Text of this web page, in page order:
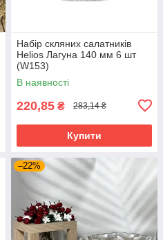
Набір скляних салатників
Helios Лагуна 140 мм 6 шт
(W153)
В наявності
220,85 ₴ 283,14 ₴
Купити
–22%